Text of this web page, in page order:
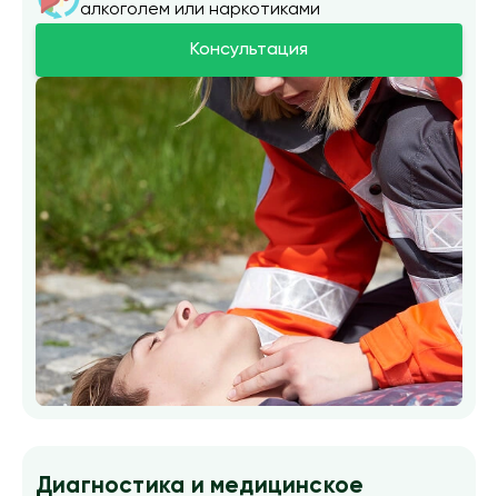
алкоголем или наркотиками
Консультация
Диагностика и медицинское